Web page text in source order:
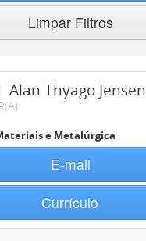
Limpar Filtros
Alan Thyago Jensen
e Metalúrgica
E-mail
Currículo